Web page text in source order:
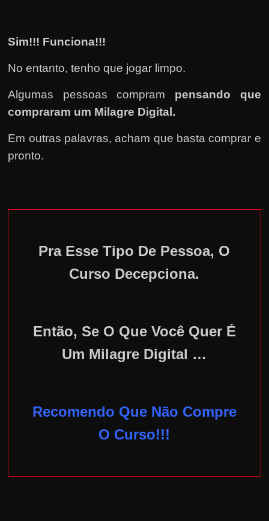
Sim!!! Funciona!!!
No entanto, tenho que jogar limpo.
Algumas pessoas compram pensando que
compraram um Milagre Digital.
Em outras palavras, acham que basta comprar e
pronto.
Pra Esse Tipo De Pessoa, O
Curso Decepciona.
Então, Se O Que Você Quer É
Um Milagre Digital …
Recomendo Que Não Compre
O Curso!!!